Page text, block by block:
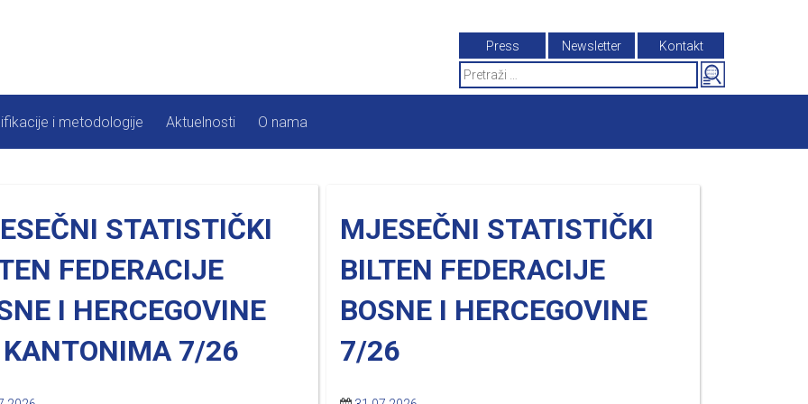
Press Newsletter
Kontakt
Search
for:
i metodologije Aktuelnosti O nama
STATISTIČKI
FEDERACIJE
I HERCEGOVINE
KANTONIMA 7/26
MJESEČNI STATISTIČKI
BILTEN FEDERACIJE
BOSNE I HERCEGOVINE
7/26